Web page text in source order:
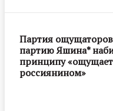
Партия
партию Яшина*
принципу
россиянином»